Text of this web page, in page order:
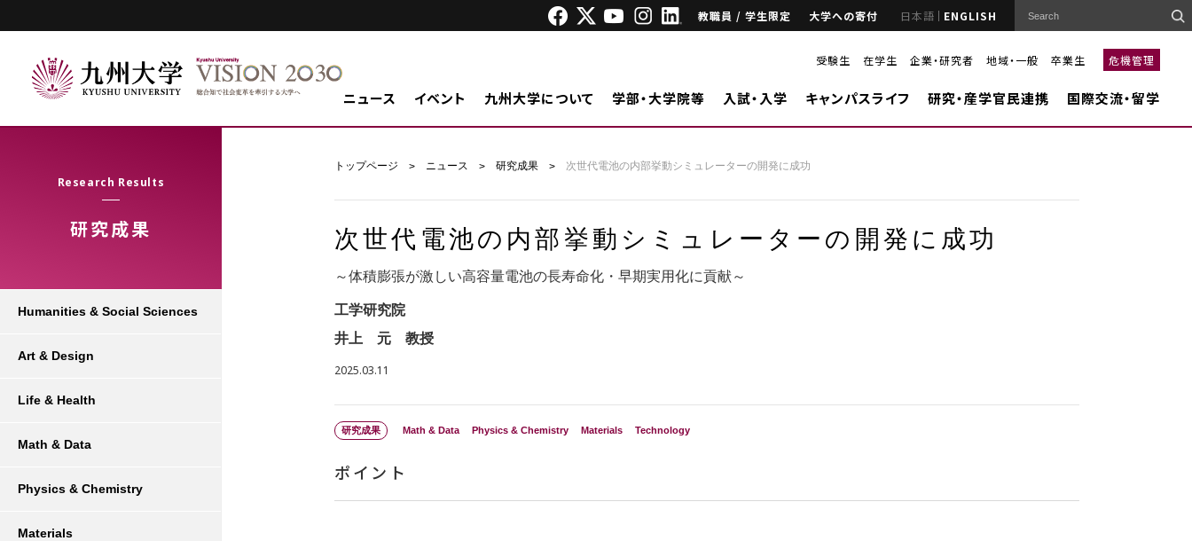
教職員 / 学生限定 大学への寄付 日本語 ENGLISH
受験生 在学生 企業・研究者 地域・一般 卒業生 危機管理
ニュース イベント 九州大学について 学部・大学院等 入試・入学 キャンパスライフ 研究・産学官民連携 国際交流・留学
Research Results
研究成果
トップページ ニュース 研究成果 次世代電池の内部挙動シミュレーターの開発に成功
次世代電池の内部挙動シミュレーターの開発に成功
～体積膨張が激しい高容量電池の長寿命化・早期実用化に貢献～
工学研究院
井上 元 教授
2025.03.11
研究成果 Math & Data Physics & Chemistry Materials Technology
ポイント
Humanities & Social Sciences
Art & Design
Life & Health
Math & Data
Physics & Chemistry
Materials